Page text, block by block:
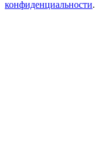
конфиденциальности.